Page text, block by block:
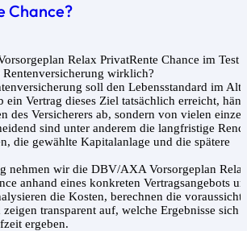
Chance?
Relax PrivatRente Chance im Test
Rentenversicherung wirklich?
soll den Lebensstandard im
ein Vertrag dieses Ziel tatsächlich erreicht,
des Versicherers ab, sondern von vielen
sind unter anderem die langfristige
die gewählte Kapitalanlage und die spätere
nehmen wir die DBV/AXA Vorsorgeplan
anhand eines konkreten Vertragsangebots
die Kosten, berechnen die
transparent auf, welche Ergebnisse sich
ergeben.